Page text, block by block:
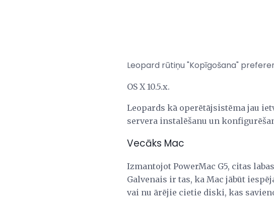
Leopard rūtiņu "Kopīgošana"
OS X 10.5.x.
Leopards kā operētājsistēma jau
servera instalēšanu un
Vecāks Mac
Izmantojot PowerMac G5, citas
Galvenais ir tas, ka Mac jābūt
vai nu ārējie cietie diski, kas